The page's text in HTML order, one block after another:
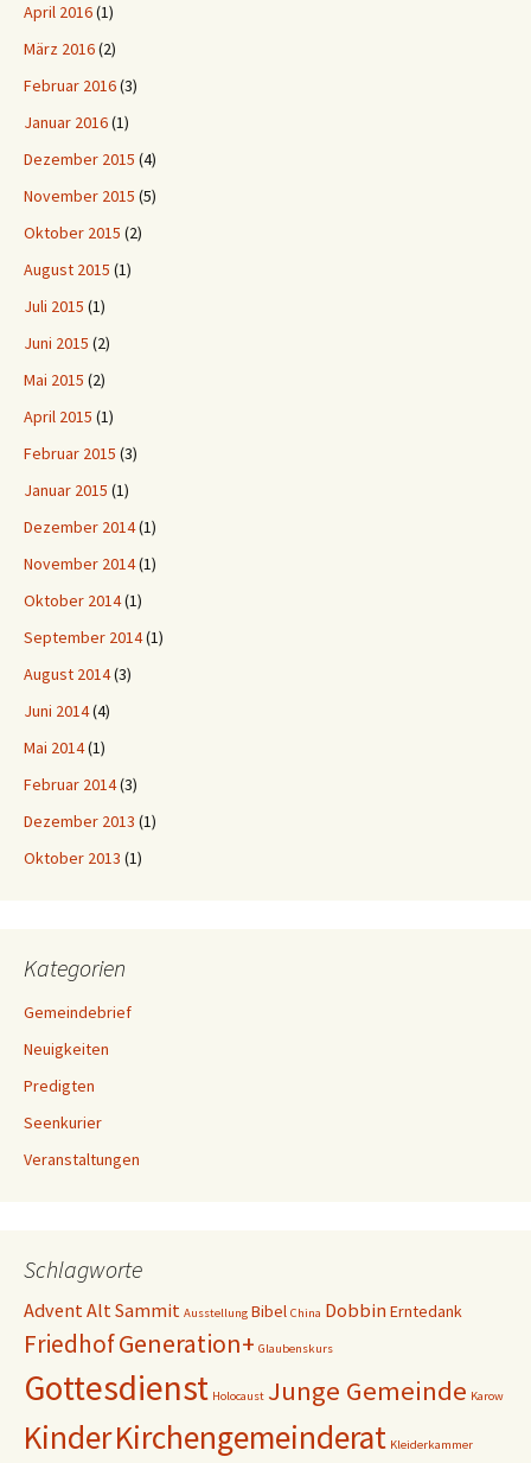
April 2016(1)
März 2016(2)
Februar 2016(3)
Januar 2016(1)
Dezember 2015 (4)
November 2015 (5)
Oktober 2015 (2)
August 2015 (1)
Juli 2015 (1)
Juni 2015 (2)
Mai 2015 (2)
April 2015 (1)
Februar 2015 (3)
Januar 2015 (1)
Dezember 2014(1)
November 2014(1)
Oktober 2014(1)
September 2014(1)
August 2014(3)
Juni 2014(4)
Mai 2014(1)
Februar 2014(3)
Dezember 2013 (1)
Oktober 2013 (1)
Kategorien
Gemeindebrief
Neuigkeiten
Predigten
Seenkurier
Veranstaltungen
Schlagworte
AdventAlt Sammit Ausstellung Bibel China Dobbin Erntedank
FriedhofGeneration+ Glaubenskurs
Gottesdienst Holocaust Junge Gemeinde Karow
KinderKirchengemeinderat Kleiderkammer